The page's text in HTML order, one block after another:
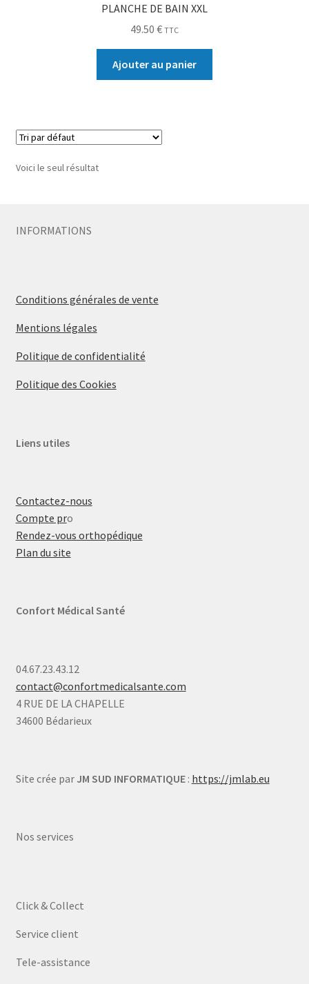
PLANCHE DE BAIN XXL
49.50 € TTC
Ajouter au panier
Voici le seul résultat
INFORMATIONS
Conditions générales de vente
Mentions légales
Politique de confidentialité
Politique des Cookies
Liens utiles
Contactez-nous
Compte pro
Rendez-vous orthopédique
Plan du site
Confort Médical Santé
04.67.23.43.12
contact@confortmedicalsante.com
4 RUE DE LA CHAPELLE
34600 Bédarieux
Site crée par JM SUD INFORMATIQUE: https://jmlab.eu
Nos services
Click & Collect
Service client
Tele-assistance